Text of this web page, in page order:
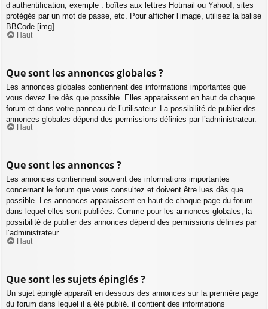
d’authentification, exemple : boîtes aux lettres Hotmail ou Yahoo!, sites
protégés par un mot de passe, etc. Pour afficher l’image, utilisez la balise
BBCode [img].
Haut
Que sont les annonces globales ?
Les annonces globales contiennent des informations importantes que
vous devez lire dès que possible. Elles apparaissent en haut de chaque
forum et dans votre panneau de l’utilisateur. La possibilité de publier des
annonces globales dépend des permissions définies par l’administrateur.
Haut
Que sont les annonces ?
Les annonces contiennent souvent des informations importantes
concernant le forum que vous consultez et doivent être lues dès que
possible. Les annonces apparaissent en haut de chaque page du forum
dans lequel elles sont publiées. Comme pour les annonces globales, la
possibilité de publier des annonces dépend des permissions définies par
l’administrateur.
Haut
Que sont les sujets épinglés ?
Un sujet épinglé apparaît en dessous des annonces sur la première page
du forum dans lequel il a été publié. il contient des informations